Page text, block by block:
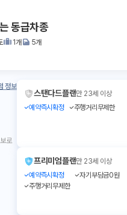
동급차종
1개
5개
정보
로
스탠다드플랜만 23세 이상
예약즉시확정
주행거리무제한
프리미엄플랜만 23세 이상
예약즉시확정
자기부담금0원
주행거리무제한